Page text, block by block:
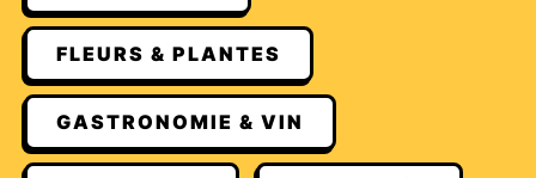
FLEURS & PLANTES
GASTRONOMIE & VIN